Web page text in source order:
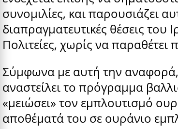
συνομιλίες, και παρουσιάζει
διαπραγματευτικές θέσεις του
Πολιτείες, χωρίς να παραθέτει
Σύμφωνα με αυτή την αναφορά,
αναστείλει το πρόγραμμα
«μειώσει» τον εμπλουτισμό
αποθέματά του σε ουράνιο